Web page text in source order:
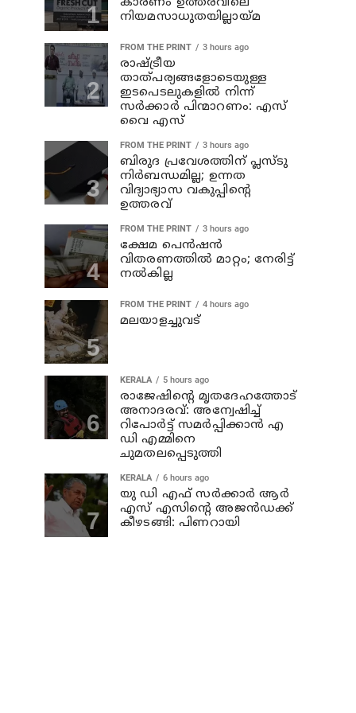
നിയമസാധുതയില്ലായ്മ
FROM THE PRINT 3 hours ago
രാഷ്ട്രീയ
താത്പര്യങ്ങളോടെയുള്ള
ഇടപെടലുകളില്‍ നിന്ന്
സര്‍ക്കാര്‍ പിന്മാറണം: എസ്
വൈ എസ്
FROM THE PRINT 3 hours ago
ബിരുദ പ്രവേശത്തിന് പ്ലസ്ടു
നിര്‍ബന്ധമില്ല; ഉന്നത
വിദ്യാഭ്യാസ വകുപ്പിന്റെ
ഉത്തരവ്
FROM THE PRINT 3 hours ago
ക്ഷേമ പെന്‍ഷന്‍
വിതരണത്തില്‍ മാറ്റം; നേരിട്ട്
നല്‍കില്ല
FROM THE PRINT 4 hours ago
മലയാളച്ചുവട്
KERALA 5 hours ago
രാജേഷിന്റെ മൃതദേഹത്തോട്
അനാദരവ്: അന്വേഷിച്ച്
റിപോര്‍ട്ട് സമര്‍പ്പിക്കാന്‍ എ
ഡി എമ്മിനെ
ചുമതലപ്പെടുത്തി
KERALA 6 hours ago
യു ഡി എഫ് സര്‍ക്കാര്‍ ആര്‍
എസ് എസിന്റെ അജന്‍ഡക്ക്‌
കീഴടങ്ങി: പിണറായി